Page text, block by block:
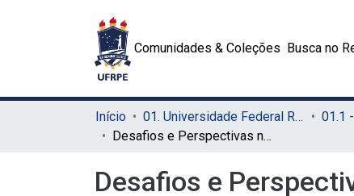
Comunidades & Coleções Busca no
Início 01. Universidade Federal Rural de Pernambuco - UFRPE (Sede) 01.1
Desafios e Perspectivas nos Cursos de Licenciatura em Computação: uma análise dos projetos pedagógicos dos cursos em Pernambuco
Desafios e